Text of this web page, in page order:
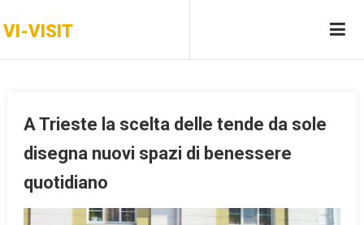
toVI-VISIT
A Trieste la scelta delle tende da sole
disegna nuovi spazi di benessere
quotidiano